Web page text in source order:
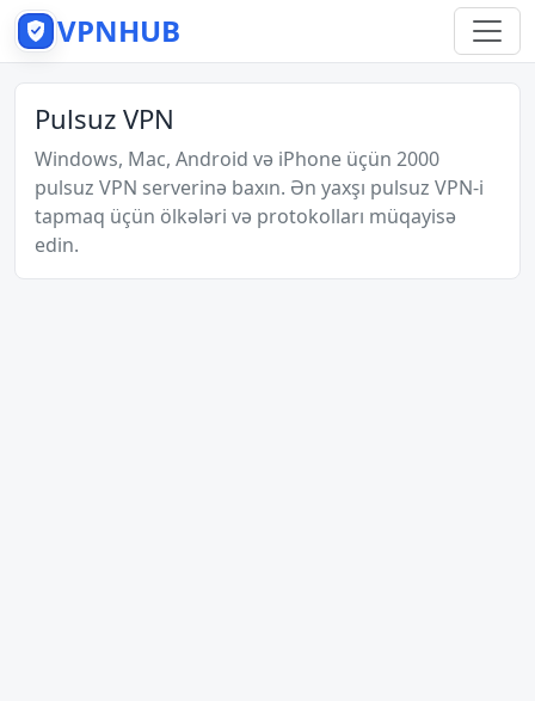
VPNHUB
Pulsuz VPN
Windows, Mac, Android və iPhone üçün 2000
pulsuz VPN serverinə baxın. Ən yaxşı pulsuz VPN-i
tapmaq üçün ölkələri və protokolları müqayisə
edin.